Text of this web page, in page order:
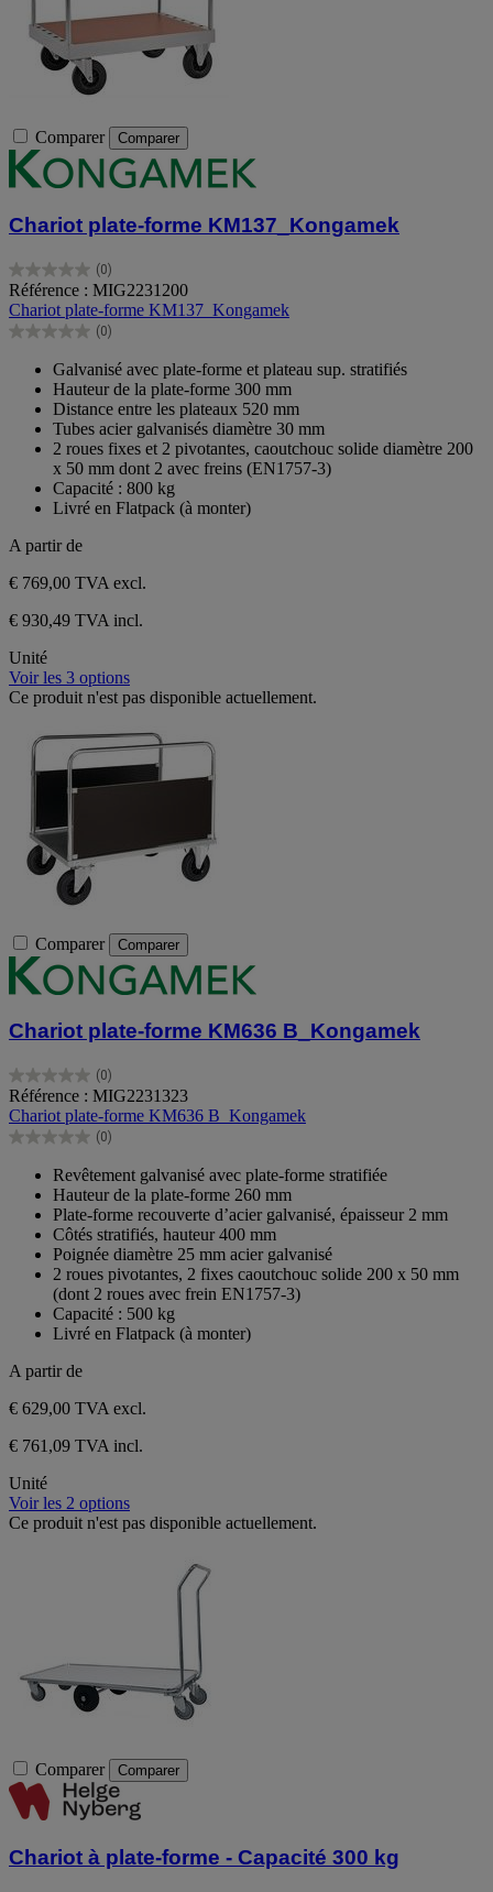
Comparer Comparer
Chariot plate-forme KM137_Kongamek
(0)
0.0
sur
5
étoiles.
Référence : MIG2231200
Chariot plate-forme KM137_Kongamek
(0)
0.0
étoiles.
Galvanisé avec plate-forme et plateau sup. stratifiés
Hauteur de la plate-forme 300 mm
Distance entre les plateaux 520 mm
Tubes acier galvanisés diamètre 30 mm
2 roues fixes et 2 pivotantes, caoutchouc solide diamètre 200
x 50 mm dont 2 avec freins (EN1757-3)
Capacité : 800 kg
Livré en Flatpack (à monter)
A partir de
€ 769,00 TVA excl.
€ 930,49 TVA incl.
Unité
Voir les 3 options
Ce produit n'est pas disponible actuellement.
Comparer Comparer
Chariot plate-forme KM636 B_Kongamek
(0)
0.0
sur
5
étoiles.
Référence : MIG2231323
Chariot plate-forme KM636 B_Kongamek
(0)
0.0
étoiles.
Revêtement galvanisé avec plate-forme stratifiée
Hauteur de la plate-forme 260 mm
Plate-forme recouverte d’acier galvanisé, épaisseur 2 mm
Côtés stratifiés, hauteur 400 mm
Poignée diamètre 25 mm acier galvanisé
2 roues pivotantes, 2 fixes caoutchouc solide 200 x 50 mm
(dont 2 roues avec frein EN1757-3)
Capacité : 500 kg
Livré en Flatpack (à monter)
A partir de
€ 629,00 TVA excl.
€ 761,09 TVA incl.
Unité
Voir les 2 options
Ce produit n'est pas disponible actuellement.
Comparer Comparer
Chariot à plate-forme - Capacité 300 kg